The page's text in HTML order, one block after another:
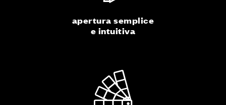
apertura semplice
e intuitiva